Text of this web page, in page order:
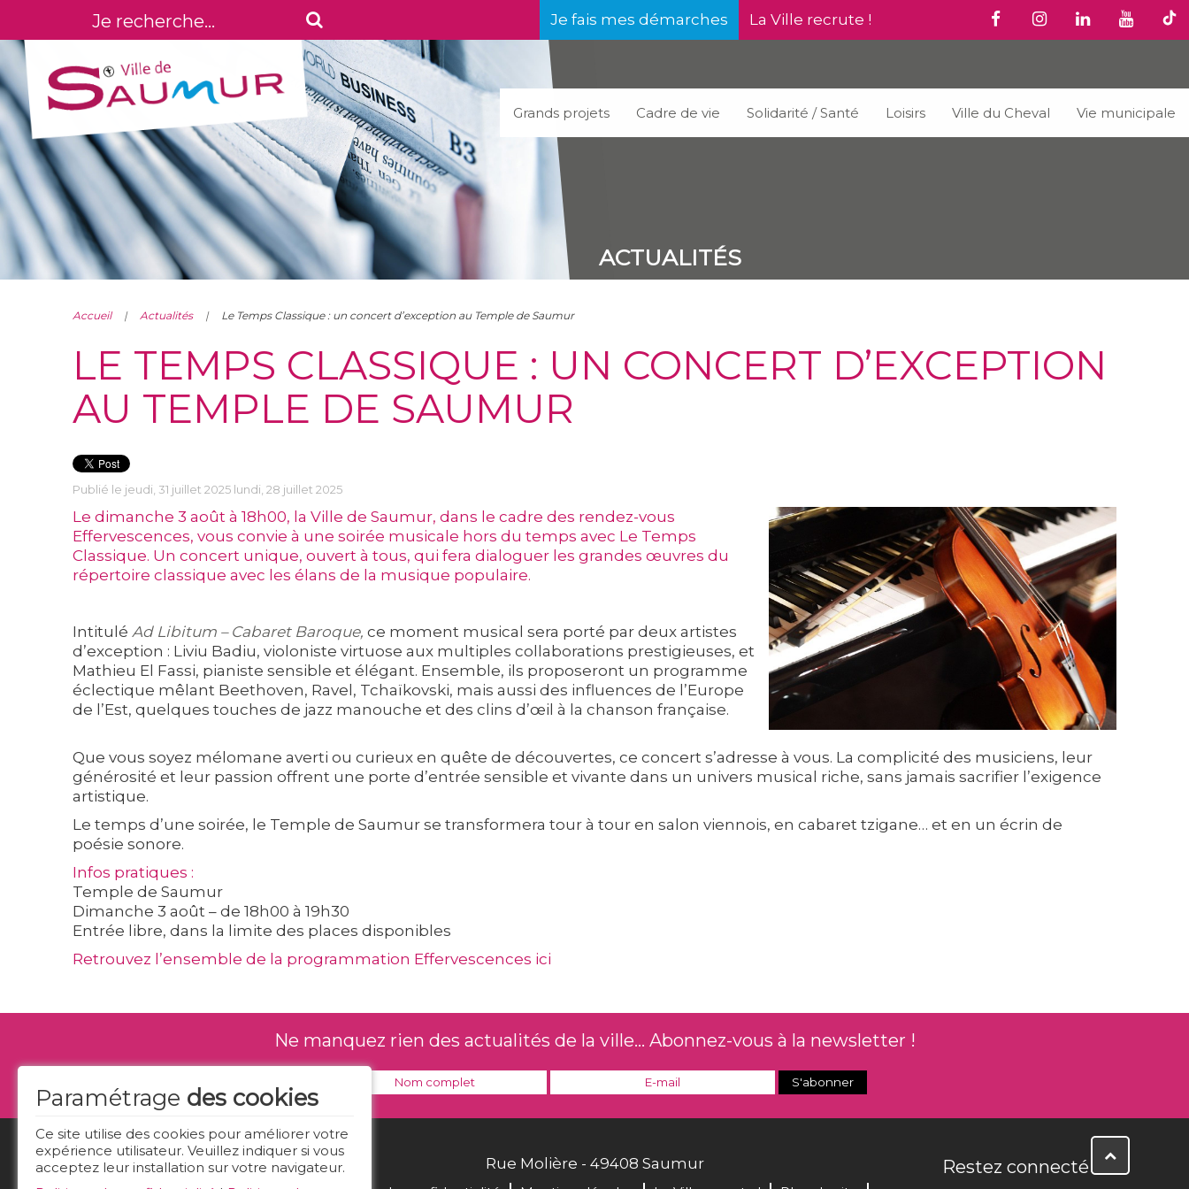
Je fais mes démarches La Ville recrute !
Grands projets Cadre de vie Solidarité / Santé Loisirs Ville du Cheval Vie municipale
ACTUALITÉS
Accueil Actualités Le Temps Classique : un concert d’exception au Temple de Saumur
LE TEMPS CLASSIQUE : UN CONCERT D’EXCEPTION
AU TEMPLE DE SAUMUR
Publié le jeudi, 31 juillet 2025 lundi, 28 juillet 2025
Le dimanche 3 août à 18h00, la Ville de Saumur, dans le cadre des rendez-vous
Effervescences, vous convie à une soirée musicale hors du temps avec Le Temps
Classique. Un concert unique, ouvert à tous, qui fera dialoguer les grandes œuvres du
répertoire classique avec les élans de la musique populaire.
Intitulé Ad Libitum – Cabaret Baroque, ce moment musical sera porté par deux artistes
d’exception : Liviu Badiu, violoniste virtuose aux multiples collaborations prestigieuses, et
Mathieu El Fassi, pianiste sensible et élégant. Ensemble, ils proposeront un programme
éclectique mêlant Beethoven, Ravel, Tchaïkovski, mais aussi des influences de l’Europe
de l’Est, quelques touches de jazz manouche et des clins d’œil à la chanson française.
Que vous soyez mélomane averti ou curieux en quête de découvertes, ce concert s’adresse à vous. La complicité des musiciens, leur
générosité et leur passion offrent une porte d’entrée sensible et vivante dans un univers musical riche, sans jamais sacrifier l’exigence
artistique.
Le temps d’une soirée, le Temple de Saumur se transformera tour à tour en salon viennois, en cabaret tzigane… et en un écrin de
poésie sonore.
Infos pratiques :
Temple de Saumur
Dimanche 3 août – de 18h00 à 19h30
Entrée libre, dans la limite des places disponibles
Retrouvez l’ensemble de la programmation Effervescences ici
Paramétrage des cookies
Ce site utilise des cookies pour améliorer votre
expérience utilisateur. Veuillez indiquer si vous
acceptez leur installation sur votre navigateur.
Ne manquez rien des actualités de la ville... Abonnez-vous à la newsletter !
Rue Molière - 49408 Saumur Restez connecté